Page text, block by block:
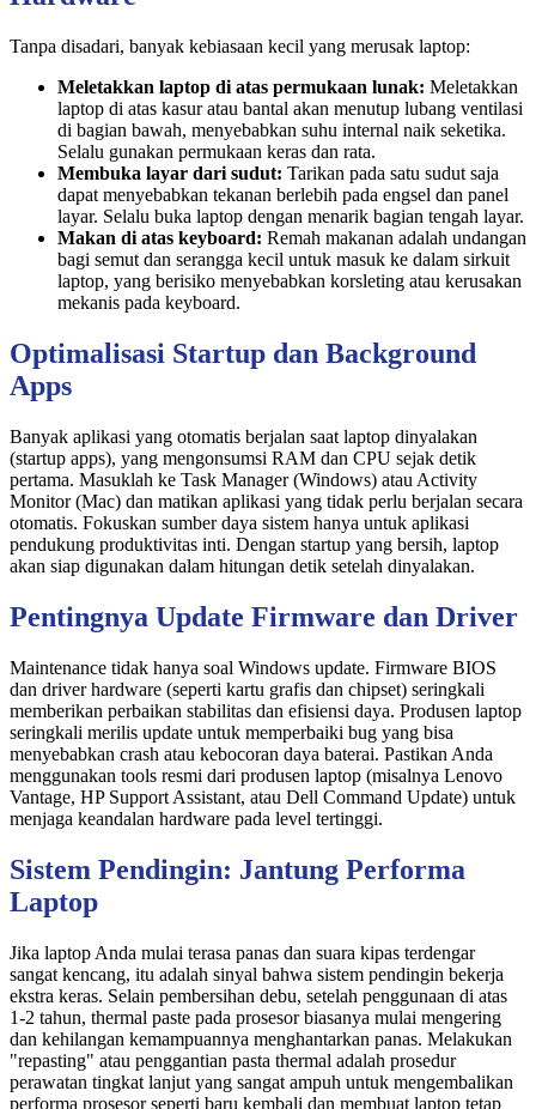
Tanpa disadari, banyak kebiasaan kecil yang merusak laptop:
Meletakkan laptop di atas permukaan lunak: Meletakkan
laptop di atas kasur atau bantal akan menutup lubang ventilasi
di bagian bawah, menyebabkan suhu internal naik seketika.
Selalu gunakan permukaan keras dan rata.
Membuka layar dari sudut: Tarikan pada satu sudut saja
dapat menyebabkan tekanan berlebih pada engsel dan panel
layar. Selalu buka laptop dengan menarik bagian tengah layar.
Makan di atas keyboard: Remah makanan adalah undangan
bagi semut dan serangga kecil untuk masuk ke dalam sirkuit
laptop, yang berisiko menyebabkan korsleting atau kerusakan
mekanis pada keyboard.
Optimalisasi Startup dan Background
Apps
Banyak aplikasi yang otomatis berjalan saat laptop dinyalakan
(startup apps), yang mengonsumsi RAM dan CPU sejak detik
pertama. Masuklah ke Task Manager (Windows) atau Activity
Monitor (Mac) dan matikan aplikasi yang tidak perlu berjalan secara
otomatis. Fokuskan sumber daya sistem hanya untuk aplikasi
pendukung produktivitas inti. Dengan startup yang bersih, laptop
akan siap digunakan dalam hitungan detik setelah dinyalakan.
Pentingnya Update Firmware dan Driver
Maintenance tidak hanya soal Windows update. Firmware BIOS
dan driver hardware (seperti kartu grafis dan chipset) seringkali
memberikan perbaikan stabilitas dan efisiensi daya. Produsen laptop
seringkali merilis update untuk memperbaiki bug yang bisa
menyebabkan crash atau kebocoran daya baterai. Pastikan Anda
menggunakan tools resmi dari produsen laptop (misalnya Lenovo
Vantage, HP Support Assistant, atau Dell Command Update) untuk
menjaga keandalan hardware pada level tertinggi.
Sistem Pendingin: Jantung Performa
Laptop
Jika laptop Anda mulai terasa panas dan suara kipas terdengar
sangat kencang, itu adalah sinyal bahwa sistem pendingin bekerja
ekstra keras. Selain pembersihan debu, setelah penggunaan di atas
1-2 tahun, thermal paste pada prosesor biasanya mulai mengering
dan kehilangan kemampuannya menghantarkan panas. Melakukan
"repasting" atau penggantian pasta thermal adalah prosedur
perawatan tingkat lanjut yang sangat ampuh untuk mengembalikan
performa prosesor seperti baru kembali dan membuat laptop tetap